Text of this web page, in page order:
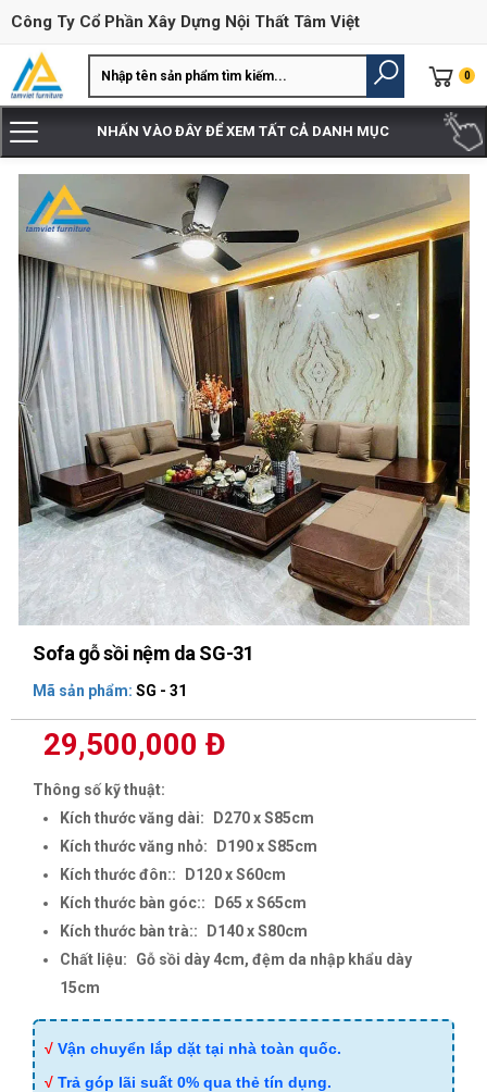
Công Ty Cổ Phần Xây Dựng Nội Thất Tâm Việt
0
NHẤN VÀO ĐÂY ĐỂ XEM TẤT CẢ DANH MỤC
Sofa gỗ sồi nệm da SG-31
Mã sản phẩm: SG - 31
29,500,000 Đ
Thông số kỹ thuật:
Kích thước văng dài:
D270 x S85cm
Kích thước văng nhỏ:
D190 x S85cm
Kích thước đôn::
D120 x S60cm
Kích thước bàn góc::
D65 x S65cm
Kích thước bàn trà::
D140 x S80cm
Chất liệu:
Gỗ sồi dày 4cm, đệm da nhập khẩu dày
15cm
√ Vận chuyển lắp dặt tại nhà toàn quốc.
√ Trả góp lãi suất 0% qua thẻ tín dụng.